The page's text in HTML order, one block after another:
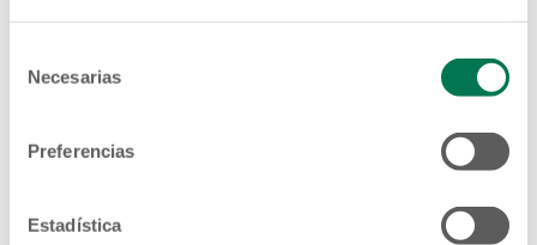
Necesarias
Preferencias
Estadística